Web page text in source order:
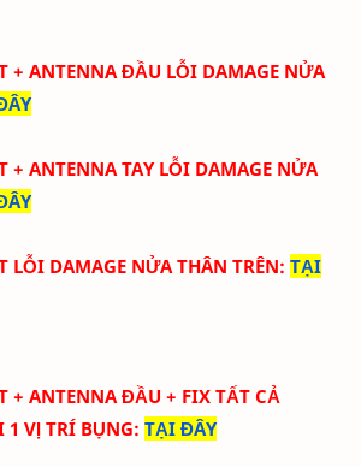
+ ANTENNA ĐẦU LỖI DAMAGE NỬA
+ ANTENNA TAY LỖI DAMAGE NỬA
LỖI DAMAGE NỬA THÂN TRÊN: TẠI
+ ANTENNA ĐẦU + FIX TẤT CẢ
1 VỊ TRÍ BỤNG: TẠI ĐÂY